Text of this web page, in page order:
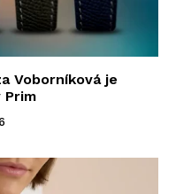
Voborníková je
Prim